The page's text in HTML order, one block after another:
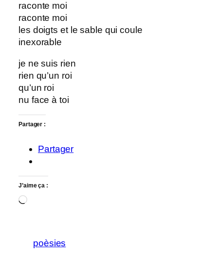
raconte moi
raconte moi
les doigts et le sable qui coule
inexorable
je ne suis rien
rien qu’un roi
qu’un roi
nu face à toi
Partager :
Partager
J’aime ça :
Chargement…
poèsies